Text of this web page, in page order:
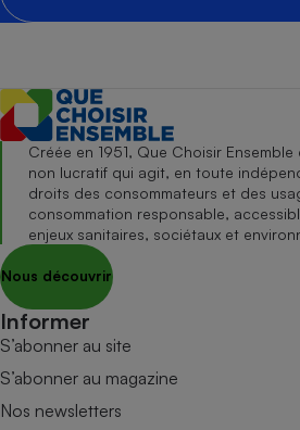
Créée en 1951, Que Choisir
non lucratif qui agit, en toute
droits des consommateurs et des
consommation responsable,
enjeux sanitaires, sociétaux et
Nous découvrir
Informer
S’abonner au site
S’abonner au magazine
Nos newsletters